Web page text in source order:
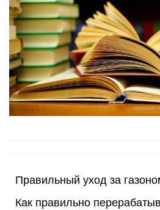
Правильный уход за
Как правильно